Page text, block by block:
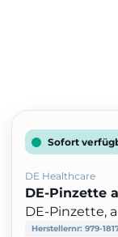
Sofort
DE Healthcare
DE-Pinzette
DE-Pinzette,
Herstellernr: 979-